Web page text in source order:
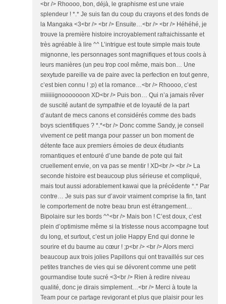
<br /> Rhoooo, bon, déjà, le graphisme est une vraie
splendeur ! *.* Je suis fan du coup du crayons et des fonds de
la Mangaka <3<br /> <br /> Ensuite…<br /> <br /> Héhéhé, je
trouve la première histoire incroyablement rafraichissante et
très agréable à lire ^^ L’intrigue est toute simple mais toute
mignonne, les personnages sont magnifiques et tous cools à
leurs manières (un peu trop cool même, mais bon… Une
sexytude pareille va de paire avec la perfection en tout genre,
c’est bien connu ! ;p) et la romance…<br /> Rhoooo, c’est
miiiiiignooooooon XD<br /> Puis bon… Qui n’a jamais rêver
de suscité autant de sympathie et de loyauté de la part
d’autant de mecs canons et considérés comme des bads
boys scientifiques ? *.*<br /> Donc comme Sandy, je conseil
vivement ce petit manga pour passer un bon moment de
détente face aux premiers émoies de deux étudiants
romantiques et entouré d’une bande de pote qui fait
cruellement envie, on va pas se mentir ! XD<br /> <br /> La
seconde histoire est beaucoup plus sérieuse et compliqué,
mais tout aussi adorablement kawai que la précédente *.* Par
contre… Je suis pas sur d’avoir vraiment comprise la fin, tant
le comportement de notre beau brun est étrangement…
Bipolaire sur les bords ^^<br /> Mais bon ! C’est doux, c’est
plein d’optimisme même si la tristesse nous accompagne tout
du long, et surtout, c’est un jolie Happy End qui donne le
sourire et du baume au cœur ! ;p<br /> <br /> Alors merci
beaucoup aux trois jolies Papillons qui ont travaillés sur ces
petites tranches de vies qui se dévorent comme une petit
gourmandise toute sucré <3<br /> Rien à redire niveau
qualité, donc je dirais simplement…<br /> Merci à toute la
Team pour ce partage revigorant et plus que plaisir pour les